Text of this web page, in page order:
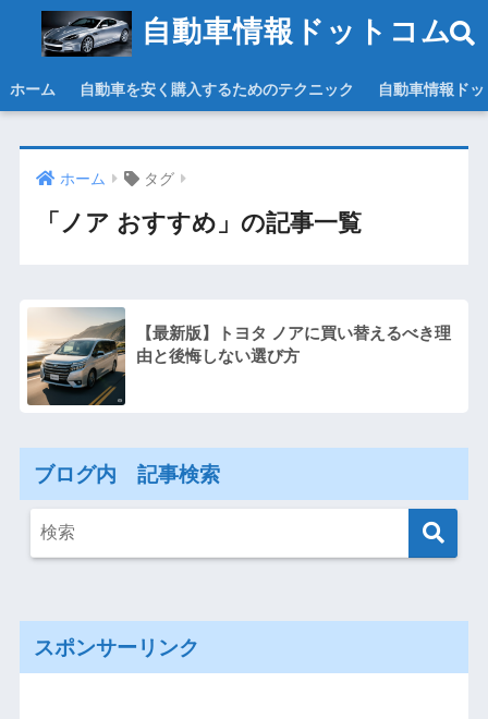
自動車情報ドットコム
ホーム 自動車を安く購入するためのテクニック 自動車情報ド
ホーム タグ
「ノア おすすめ」の記事一覧
【最新版】トヨタ ノアに買い替えるべき理
由と後悔しない選び方
ブログ内 記事検索
スポンサーリンク